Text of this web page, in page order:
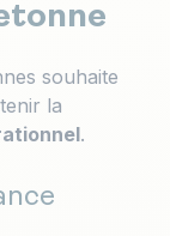
souhaite
la
.